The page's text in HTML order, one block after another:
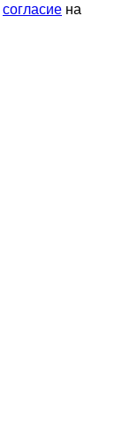
согласие на